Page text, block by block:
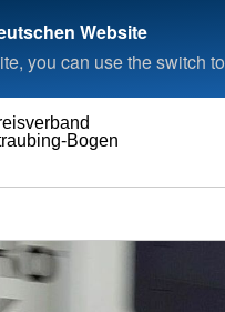
Website
you can use the switch
Bogen